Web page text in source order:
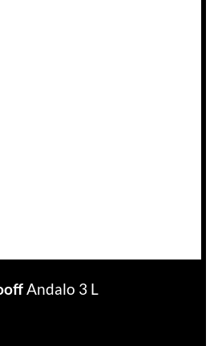
Andalo 3 L